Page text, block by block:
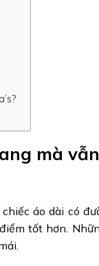
mà
áo dài có
tốt hơn.